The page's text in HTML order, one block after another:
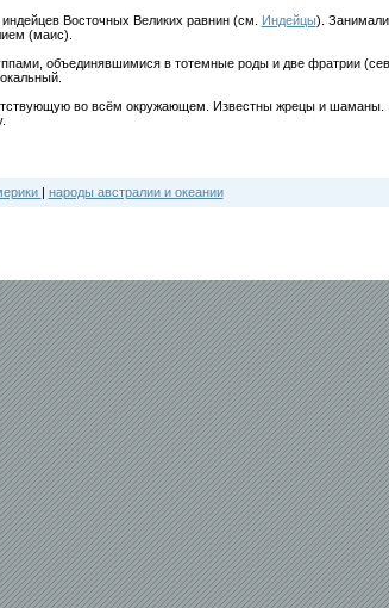
Восточных Великих равнин (см.
Индейцы).
(маис).
объединявшимися в тотемные роды и две фратрии
во всём окружающем. Известны жрецы и шаманы.
| народы австралии и океании